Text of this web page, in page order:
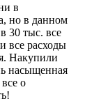
в
но в данном
30 тыс. все
все расходы
Накупили
насыщенная
о